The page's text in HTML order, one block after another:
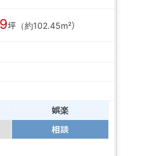
坪（約102.45m²）
娯楽
相談